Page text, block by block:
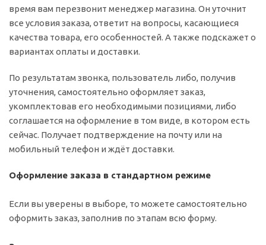
время вам перезвонит менеджер магазина. Он уточнит
все условия заказа, ответит на вопросы, касающиеся
качества товара, его особенностей. А также подскажет о
вариантах оплаты и доставки.
По результатам звонка, пользователь либо, получив
уточнения, самостоятельно оформляет заказ,
укомплектовав его необходимыми позициями, либо
соглашается на оформление в том виде, в котором есть
сейчас. Получает подтверждение на почту или на
мобильный телефон и ждёт доставки.
Оформление заказа в стандартном режиме
Если вы уверены в выборе, то можете самостоятельно
оформить заказ, заполнив по этапам всю форму.